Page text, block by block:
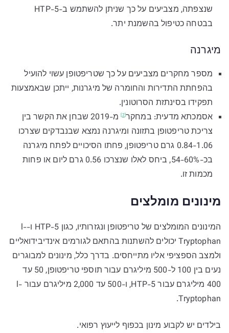
שנצפתה, מצביעים על כך שניתן להשתמש ב-5-HTP
בבטחה כטיפול בהשמנת יתר.
מיגרנה
מספר מחקרים מצביעים על כך שטריפטופן עשוי להועיל
בהפחתת התדירות והחומרה של מיגרנות, ייתכן שבאמצעות
תפקידו בסינתזת הסרוטונין.
אסמכתא מדעית: במחקר[7]
מ-2019 שבחן את הקשר בין
צריכת טריפטופן בתזונה ומיגרנה נמצא שבנבדקים שצרכו
0.84-1.06 גרם טריפטופן, פחתו הסיכויים לפתח מיגרנה
בכ-54-60%, ביחס לאלו שנצרכו 0.56 גרם ליום או פחות
מכמות זו.
מינונים מומלצים
המינונים המומלצים של טריפטופן ונגזרותיו, כגון 5-HTP ו-l-
Tryptophan יכולים להשתנות בהתאם לגורמים אינדיבידואליים
ולמצב הספציפי אליו מתייחסים. בדרך כלל, מינונים למבוגרים
נעים בין 100 ל-500 מיליגרם עבור תוספי טריפטופן, 50 עד
400 מיליגרם עבור 5-HTP, ו-500 עד 2,000 מיליגרם עבור l-
Tryptophan.
בילדים יש לקבוע מינון בכפוף לייעוץ רפואי.